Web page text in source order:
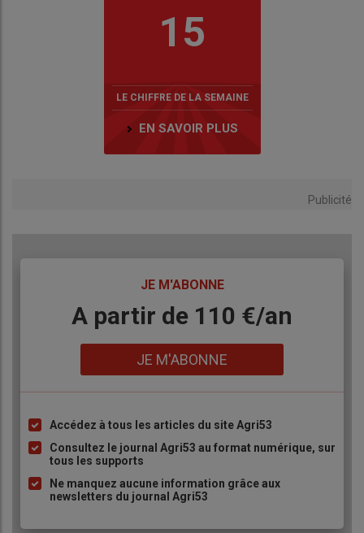
15
LE CHIFFRE DE LA SEMAINE
EN SAVOIR PLUS
Publicité
JE M'ABONNE
BodyA partir de 110 €/an
JE M'ABONNE
Liste
à
puce
Accédez à tous les articles du site Agri53
Consultez le journal Agri53 au format numérique, sur
tous les supports
Ne manquez aucune information grâce aux
newsletters du journal Agri53